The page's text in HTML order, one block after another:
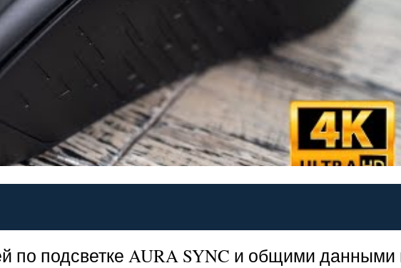
по подсветке AURA SYNC и общими данными